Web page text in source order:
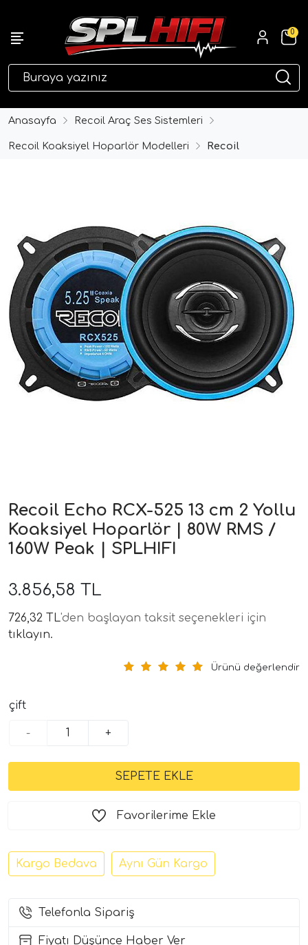
0
Anasayfa Recoil Araç Ses Sistemleri
Recoil Koaksiyel Hoparlör Modelleri Recoil
Modelleri
Setleri)
Recoil Echo RCX-525 13 cm 2 Yollu
Koaksiyel Hoparlör | 80W RMS /
160W Peak | SPLHIFI
3.856,58 TL
726,32 TL'den başlayan taksit seçenekleri için
tıklayın.
Ürünü değerlendir
çift
- +
Favorilerime Ekle
Kargo Bedava Aynı Gün Kargo
Telefonla Sipariş
Fiyatı Düşünce Haber Ver